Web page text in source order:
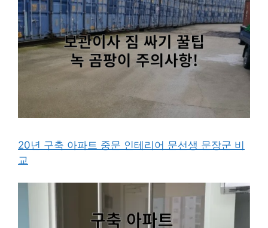
20년 구축 아파트 중문 인테리어 문선생 문장군 비
교